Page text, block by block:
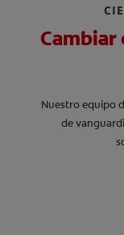
Cambiar
Nuestro equipo
de